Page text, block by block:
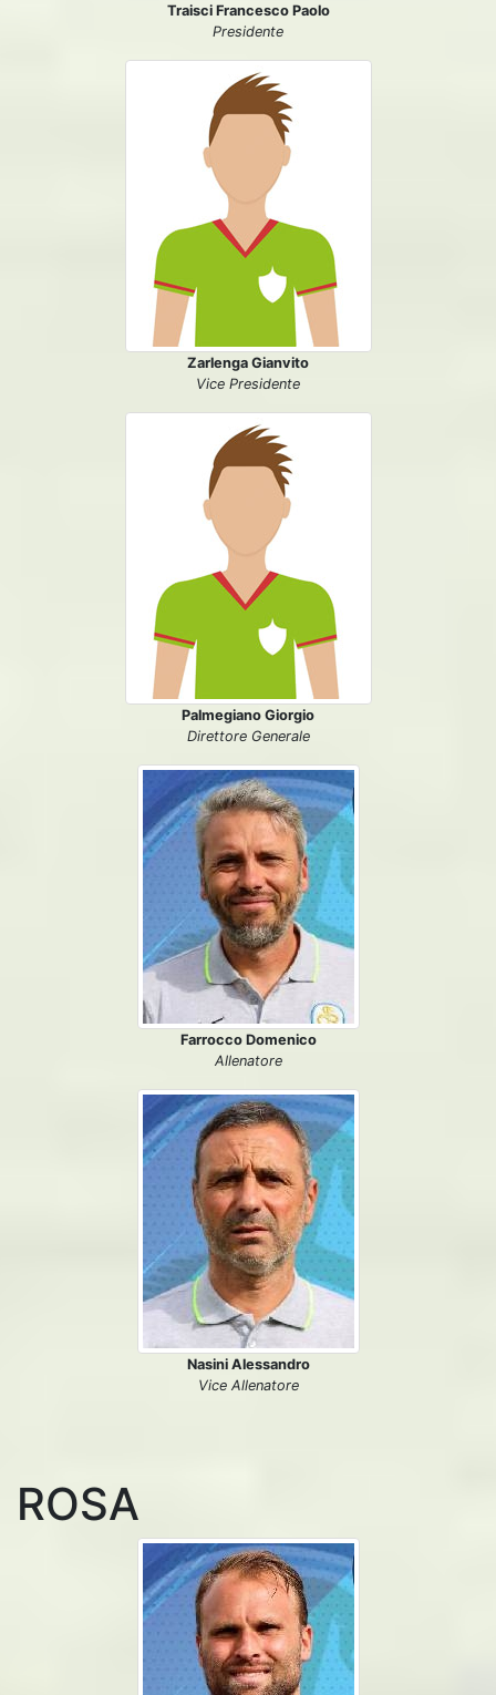
Traisci Francesco Paolo
Presidente
Zarlenga Gianvito
Vice Presidente
Palmegiano Giorgio
Direttore Generale
Farrocco Domenico
Allenatore
Nasini Alessandro
Vice Allenatore
ROSA